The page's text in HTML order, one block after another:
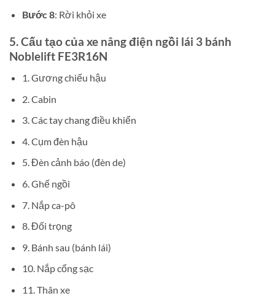
Bước 8: Rời khỏi xe
5. Cấu tạo của xe nâng điện ngồi lái 3 bánh
Noblelift FE3R16N
1. Gương chiếu hậu
2. Cabin
3. Các tay chang điều khiển
4. Cụm đèn hậu
5. Đèn cảnh báo (đèn de)
6. Ghế ngồi
7. Nắp ca-pô
8. Đối trọng
9. Bánh sau (bánh lái)
10. Nắp cổng sạc
11. Thân xe